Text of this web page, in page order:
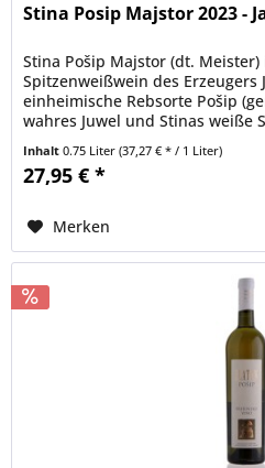
Stina Posip Majstor 2023 -
Stina Pošip Majstor (dt.
Spitzenweißwein des Erzeugers
einheimische Rebsorte Pošip
wahres Juwel und Stinas weiße
Potenzial. Bei...
Inhalt0.75 Liter(37,27 € * / 1 Liter)
27,95 € *
Merken